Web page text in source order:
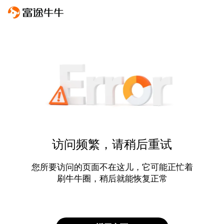
访问频繁，请稍后重试
您所要访问的页面不在这儿，它可能正忙着
刷牛牛圈，稍后就能恢复正常